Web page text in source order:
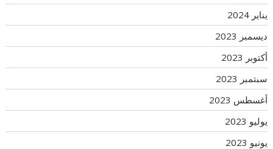
يناير 2024
ديسمبر 2023
أكتوبر 2023
سبتمبر 2023
أغسطس 2023
يوليو 2023
يونيو 2023